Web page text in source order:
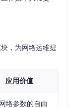
，为网络运维提
应用价值
络参数的自由